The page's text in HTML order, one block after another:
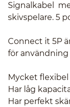
Signalkabel
skivspelare. 5
Connect it 5P
för användning
Mycket flexibel
Har låg
Har perfekt